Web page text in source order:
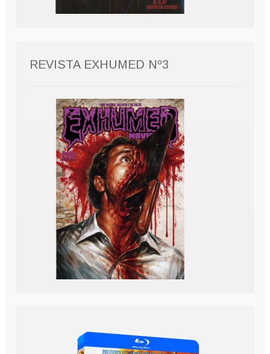
REVISTA EXHUMED Nº3